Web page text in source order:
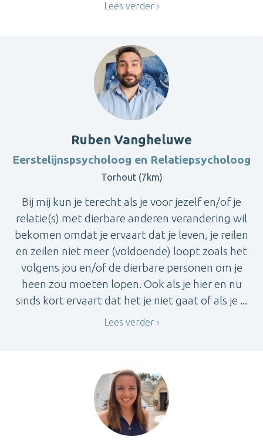
Lees verder
Ruben Vangheluwe
Eerstelijnspsycholoog en Relatiepsycholoog
Torhout (7km)
Bij mij kun je terecht als je voor jezelf en/of je
relatie(s) met dierbare anderen verandering wil
bekomen omdat je ervaart dat je leven, je reilen
en zeilen niet meer (voldoende) loopt zoals het
volgens jou en/of de dierbare personen om je
heen zou moeten lopen. Ook als je hier en nu
sinds kort ervaart dat het je niet gaat of als je ...
Lees verder